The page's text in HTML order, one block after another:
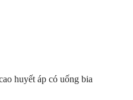
huyết áp có uống bia